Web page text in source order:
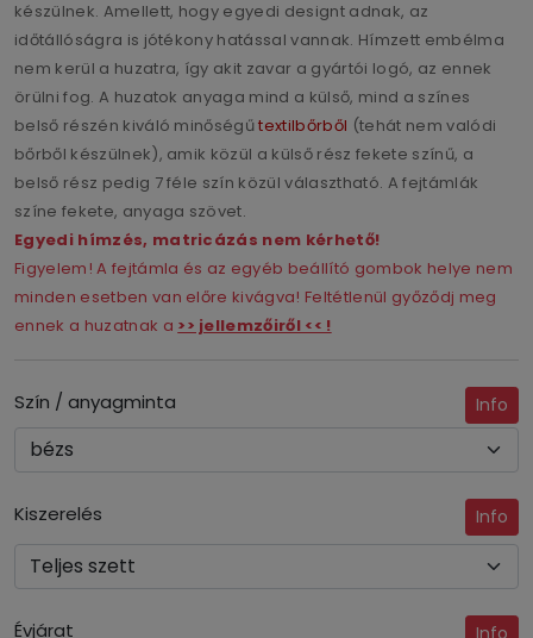
készülnek. Amellett, hogy egyedi designt adnak, az
időtállóságra is jótékony hatással vannak. Hímzett embélma
nem kerül a huzatra, így akit zavar a gyártói logó, az ennek
örülni fog. A huzatok anyaga mind a külső, mind a színes
belső részén kiváló minőségűtextilbőrből (tehát nem valódi
bőrből készülnek), amik közül a külső rész fekete színű, a
belső rész pedig 7 féle szín közül választható. A fejtámlák
színe fekete, anyaga szövet.
Egyedi hímzés, matricázás nem kérhető!
Figyelem! A fejtámla és az egyéb beállító gombok helye nem
minden esetben van előre kivágva! Feltétlenül győződj meg
ennek a huzatnak a >> jellemzőiről << !
Szín / anyagminta Info
Kiszerelés Info
Évjárat Info